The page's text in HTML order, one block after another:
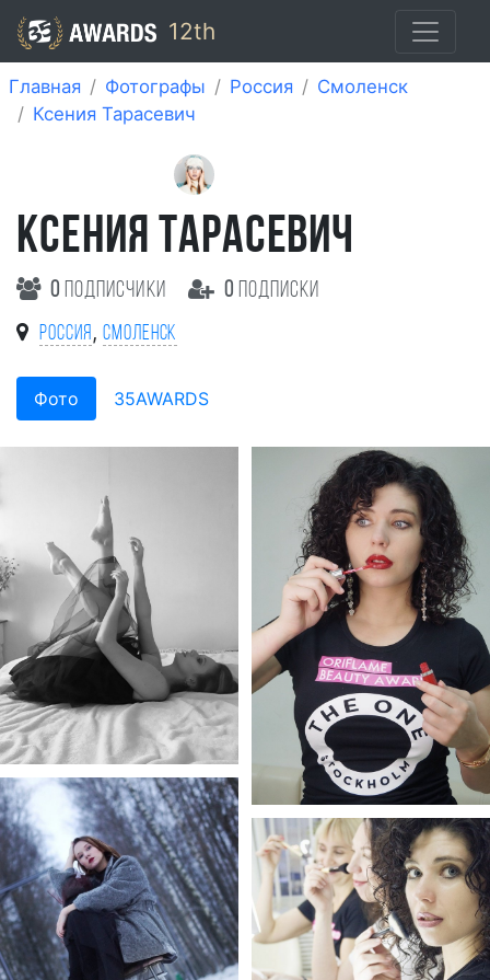
12th
Главная Фотографы Россия
Смоленск
Ксения Тарасевич
КСЕНИЯ ТАРАСЕВИЧ
0 подписчики 0 подписки
Россия , Смоленск
Фото 35AWARDS